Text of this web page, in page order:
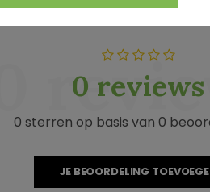
0 reviews
0
0 sterren op basis van 0
JE BEOORDELING